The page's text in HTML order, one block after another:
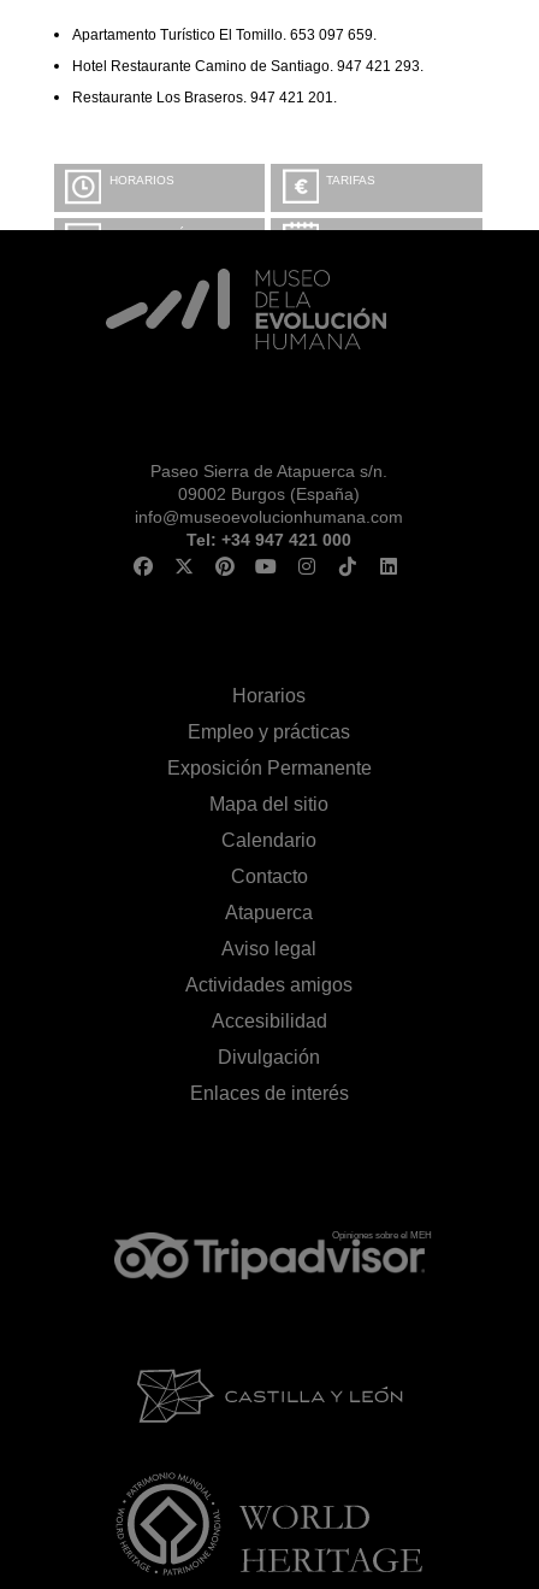
Apartamento Turístico El Tomillo. 653 097 659.
Hotel Restaurante Camino de Santiago. 947 421 293.
Restaurante Los Braseros. 947 421 201.
HORARIOS TARIFAS
INFORMACIÓN Y
CALENDARIO
VISITA CON
MICROEXPLICACIONES
Paseo Sierra de Atapuerca s/n.
09002 Burgos (España)
info@museoevolucionhumana.com
Tel: +34 947 421 000
Horarios
Empleo y prácticas
Exposición Permanente
Mapa del sitio
Calendario
Contacto
Atapuerca
Aviso legal
Actividades amigos
Accesibilidad
Divulgación
Enlaces de interés
Opiniones sobre el MEH